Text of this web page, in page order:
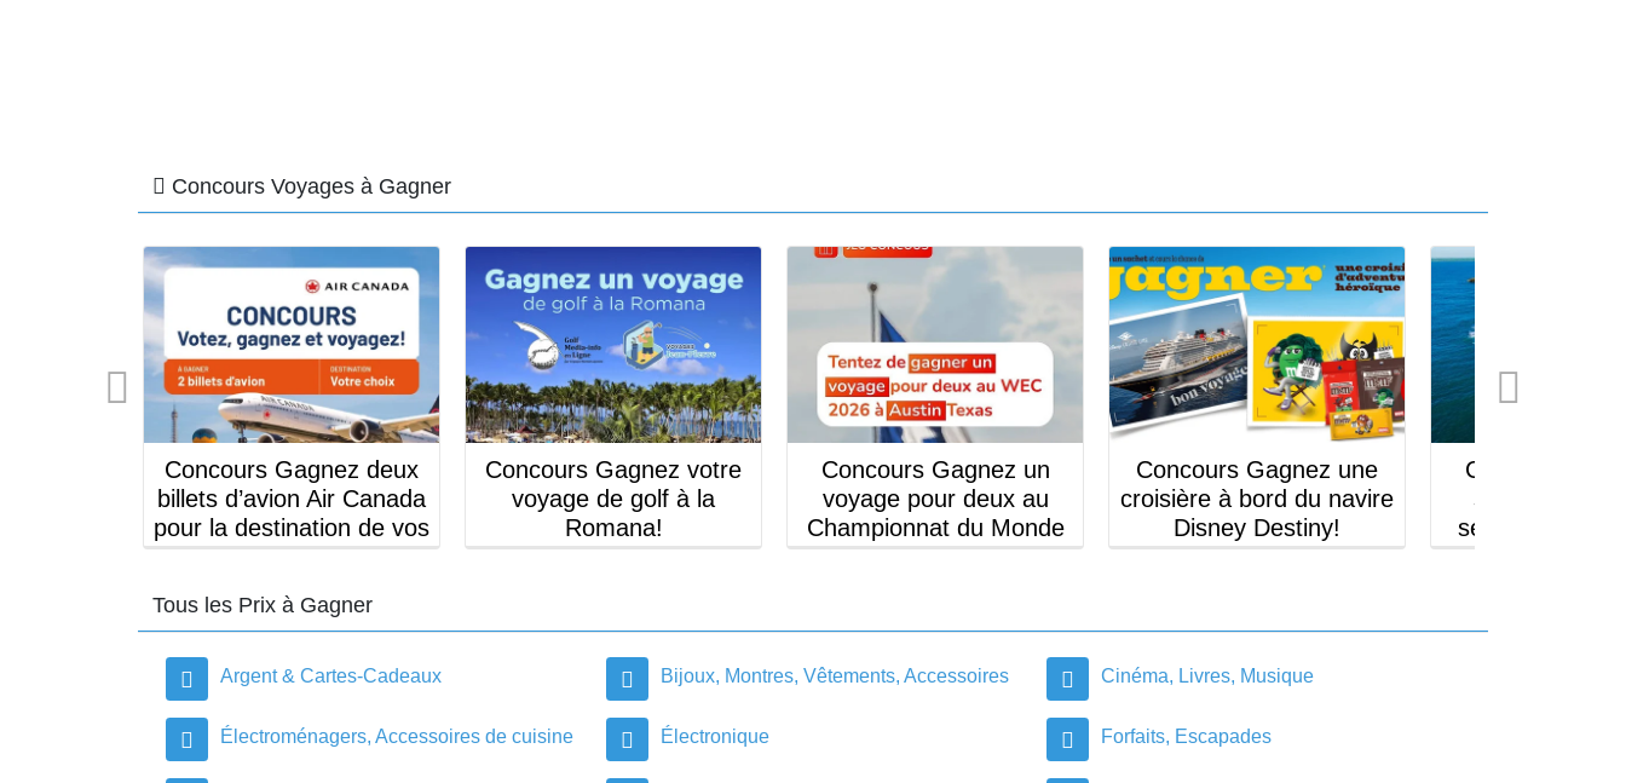
Concours Voyages à Gagner
Concours Gagnez deux
billets d’avion Air Canada
pour la destination de vos
rêves!
0.00$ en prix
Concours Gagnez votre
voyage de golf à la
Romana!
Concours Gagnez un
voyage pour deux au
Championnat du Monde
d’Endurance (WEC) 2026 à
Concours Gagnez une
croisière à bord du navire
Disney Destiny!
Concours
séjour de golf
semaine à la
Tous les Prix à Gagner
Argent & Cartes-Cadeaux Bijoux, Montres, Vêtements, Accessoires Cinéma, Livres, Musique
Électroménagers, Accessoires de cuisine Électronique Forfaits, Escapades